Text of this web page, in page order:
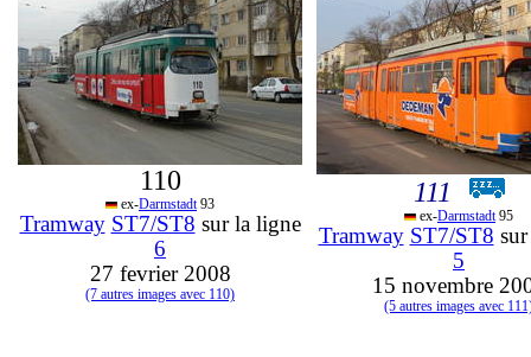
110
ex-Darmstadt93
Tramway ST7/ST8 sur la ligne
6
27 fevrier 2008
(7 autres images avec 110)
111
ex-Darmstadt95
Tramway ST7/ST8
5
15 novembre
(5 autres images avec